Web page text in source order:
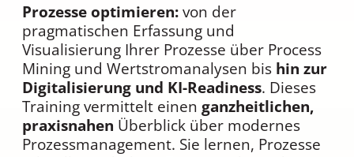
Prozesse optimieren:von der
pragmatischen Erfassung und
Visualisierung Ihrer Prozesse über Process
Mining und Wertstromanalysen bis hin zur
Digitalisierung und KI-Readiness. Dieses
Training vermittelt einen ganzheitlichen,
praxisnahen Überblick über modernes
Prozessmanagement. Sie lernen, Prozesse